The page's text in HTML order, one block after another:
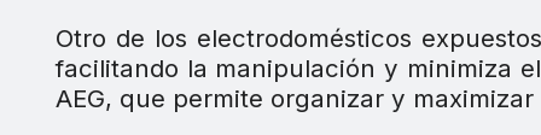
Otro de los electrodomésticos
facilitando la manipulación y minimiza
AEG, que permite organizar y